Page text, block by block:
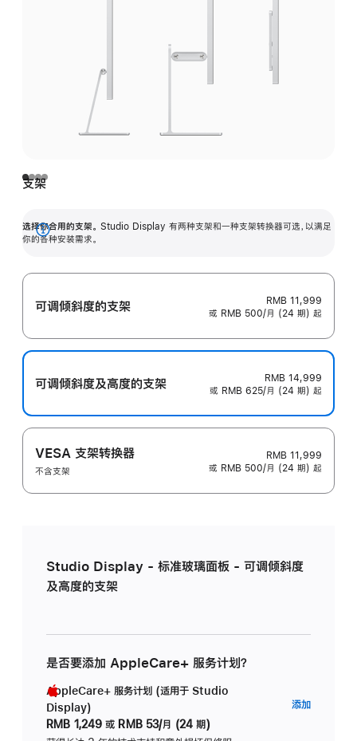
支架
选择你合用的支架。 Studio Display 有两种支架和一种支架转换器可选，以满足
你的各种安装需求。
展
可调倾斜度的支架
RMB 11,999
或 RMB 500/月 (24 期) 起
可调倾斜度及高‍度的支‍架
RMB 14,999
或 RMB 625/月 (24 期) 起
VESA 支架转换器
不含支架
RMB 11,999
或 RMB 500/月 (24 期) 起
Studio Display - 标准玻璃面板 - 可调倾斜度
及高度的支架
是否要添加 AppleCare+ 服务计划？
AppleCare+ 服务计划 (适用于 Studio
Display)
RMB 1,249 或 RMB 53/月 (24 期)
添加